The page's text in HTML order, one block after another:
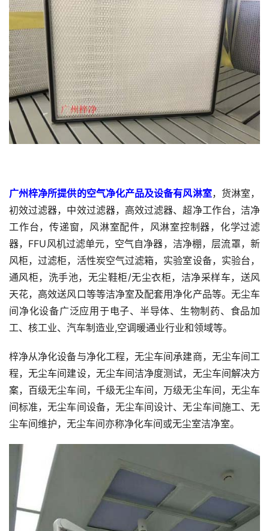
广州梓净所提供的空气净化产品及设备有风淋室，货淋室，
初效过滤器，中效过滤器，高效过滤器、超净工作台，洁净
工作台，传递窗，风淋室配件，风淋室控制器，化学过滤
器，FFU风机过滤单元，空气自净器，洁净棚，层流罩，新
风柜，过滤柜，活性炭空气过滤箱，实验室设备，实验台，
通风柜，洗手池，无尘鞋柜/无尘衣柜，洁净采样车，送风
天花，高效送风口等等洁净室及配套用净化产品等。无尘车
间净化设备广泛应用于电子、半导体、生物制药、食品加
工、核工业、汽车制造业,空调暖通业行业和领域等。
梓净从净化设备与净化工程，无尘车间承建商，无尘车间工
程，无尘车间建设，无尘车间洁净度测试，无尘车间解决方
案，百级无尘车间，千级无尘车间，万级无尘车间，无尘车
间标准，无尘车间设备，无尘车间设计、无尘车间施工、无
尘车间维护，无尘车间亦称净化车间或无尘室洁净室。